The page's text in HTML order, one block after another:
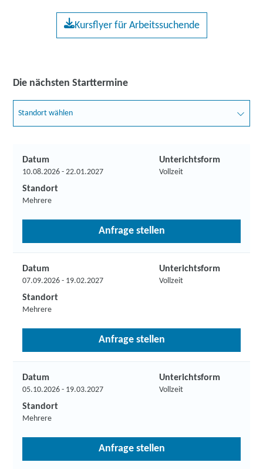
Kursflyer für Arbeitssuchende
Die nächsten Starttermine
Standort wählen
Datum
10.08.2026 - 22.01.2027
Unterichtsform
Vollzeit
Standort
Mehrere
Anfrage stellen
Datum
07.09.2026 - 19.02.2027
Unterichtsform
Vollzeit
Standort
Mehrere
Anfrage stellen
Datum
05.10.2026 - 19.03.2027
Unterichtsform
Vollzeit
Standort
Mehrere
Anfrage stellen